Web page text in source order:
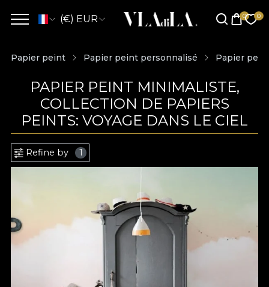
(€) EUR
Papier peint Papier peint personnalisé Papier
PAPIER PEINT MINIMALISTE,
COLLECTION DE PAPIERS
PEINTS: VOYAGE DANS LE CIEL
Refine by 1